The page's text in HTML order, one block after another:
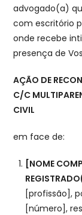
advogado(a)
com escritório
onde recebe
presença de
AÇÃO DE
C/C
CIVIL
em face de:
[NOME
[profissão],
[número],